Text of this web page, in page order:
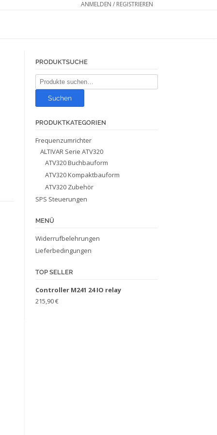
ANMELDEN / REGISTRIEREN
PRODUKTSUCHE
Suche
nach:
Suchen
PRODUKTKATEGORIEN
Frequenzumrichter
ALTIVAR Serie ATV320
ATV320 Buchbauform
ATV320 Kompaktbauform
ATV320 Zubehör
SPS Steuerungen
MENÜ
Widerrufbelehrungen
Lieferbedingungen
TOP SELLER
Controller M241 24 IO relay
215,90€